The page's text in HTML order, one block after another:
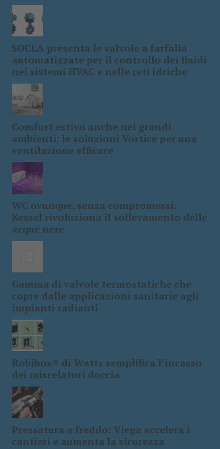
SOCLA presenta le valvole a farfalla
automatizzate per il controllo dei fluidi
nei sistemi HVAC e nelle reti idriche
Comfort estivo anche nei grandi
ambienti: le soluzioni Vortice per una
ventilazione efficace
WC ovunque, senza compromessi:
Kessel rivoluziona il sollevamento delle
acque nere
Gamma di valvole termostatiche che
copre dalle applicazioni sanitarie agli
impianti radianti
Robibox® di Watts semplifica l’incasso
dei miscelatori doccia
Pressatura a freddo: Viega accelera i
cantieri e aumenta la sicurezza